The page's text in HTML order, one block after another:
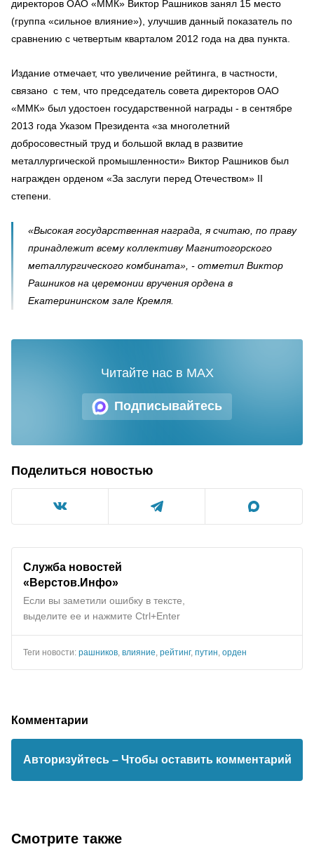
директоров ОАО «ММК» Виктор Рашников занял 15 место
(группа «сильное влияние»), улучшив данный показатель по
сравнению с четвертым кварталом 2012 года на два пункта.
Издание отмечает, что увеличение рейтинга, в частности,
связано с тем, что председатель совета директоров ОАО
«ММК» был удостоен государственной награды - в сентябре
2013 года Указом Президента «за многолетний
добросовестный труд и большой вклад в развитие
металлургической промышленности» Виктор Рашников был
награжден орденом «За заслуги перед Отечеством» II
степени.
«Высокая государственная награда, я считаю, по праву
принадлежит всему коллективу Магнитогорского
металлургического комбината», - отметил Виктор
Рашников на церемонии вручения ордена в
Екатерининском зале Кремля.
Подписывайтесь
Читайте нас в MAX
Поделиться новостью
Служба новостей
«Верстов.Инфо»
Если вы заметили ошибку в тексте,
выделите ее и нажмите Ctrl+Enter
Теги новости: рашников влияние рейтинг, путин орден
Комментарии
Авторизуйтесь – Чтобы оставить комментарий
Смотрите также